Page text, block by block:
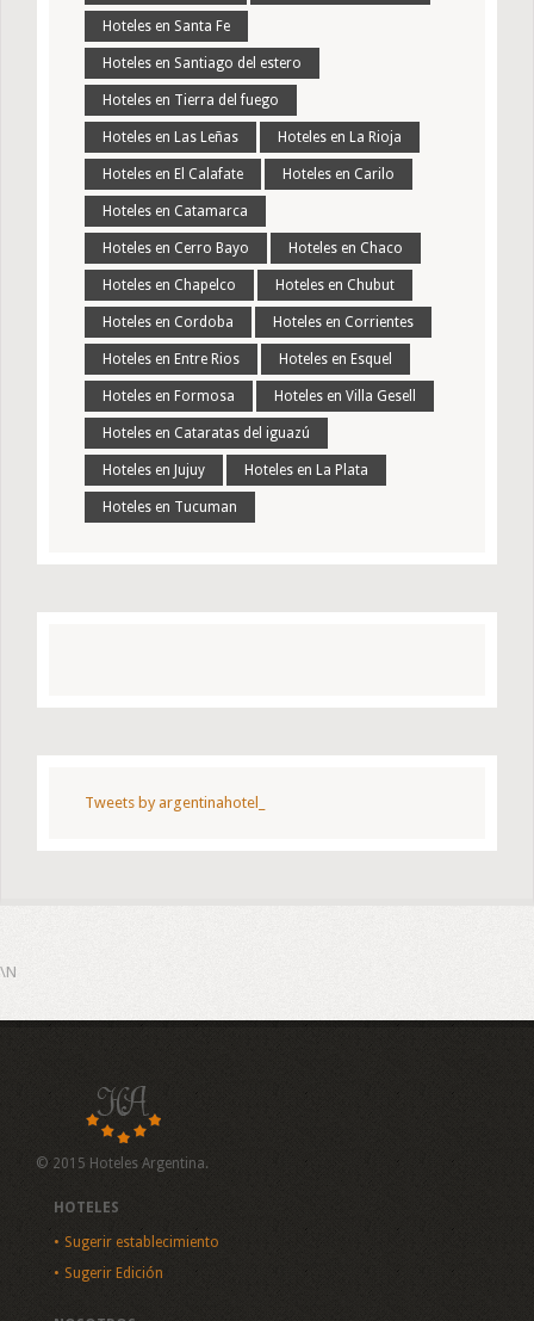
Hoteles en Santa Fe
Hoteles en Santiago del estero
Hoteles en Tierra del fuego
Hoteles en Las Leñas Hoteles en La Rioja
Hoteles en El Calafate Hoteles en Carilo
Hoteles en Catamarca
Hoteles en Cerro Bayo Hoteles en Chaco
Hoteles en Chapelco Hoteles en Chubut
Hoteles en Cordoba Hoteles en Corrientes
Hoteles en Entre Rios Hoteles en Esquel
Hoteles en Formosa Hoteles en Villa Gesell
Hoteles en Cataratas del iguazú
Hoteles en Jujuy Hoteles en La Plata
Hoteles en Tucuman
Tweets by argentinahotel_
\N
© 2015 Hoteles Argentina.
HOTELES
Sugerir establecimiento
Sugerir Edición